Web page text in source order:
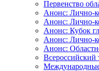
Первенство
Анонс: Лично-
Анонс: Лично-
Анонс: Кубок
Анонс: Лично-
Анонс: